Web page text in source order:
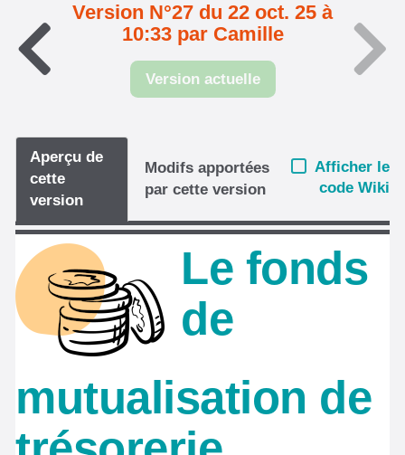
Version N°27 du 22 oct. 25 à
10:33 par Camille
Version actuelle
Aperçu de
cette
version
Modifs apportées
par cette version
Afficher le
code Wiki